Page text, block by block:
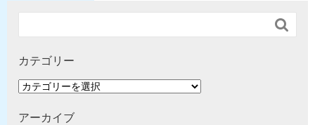

カテゴリー
カ
ゴ
アーカイブ